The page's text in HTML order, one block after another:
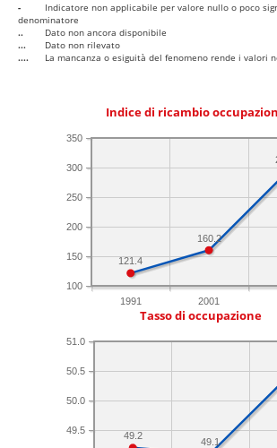
-
Indicatore non applicabile per valore nullo o poco
denominatore
..
Dato non ancora disponibile
...
Dato non rilevato
....
La mancanza o esiguità del fenomeno rende i valori
Indice di ricambio
1991 2001
100
150
200
250
300
350
160.2
121.4
Tasso di occupazione
49.5
50.0
50.5
51.0
49.1
49.2